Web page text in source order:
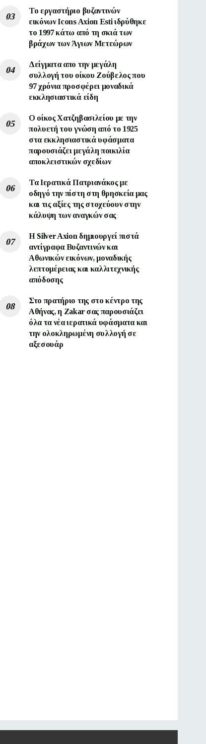
To εργαστήριο βυζαντινών
εικόνων Ιcons Axion Esti ιδρύθηκε
το 1997 κάτω από τη σκιά των
βράχων των Άγιων Μετεώρων
Δείγματα απο την μεγάλη
συλλογή του οίκου Ζούβελος που
97 χρόνια προσφέρει μοναδικά
εκκλησιαστικά είδη
Ο οίκος Χατζηβασιλείου με την
πολυετή του γνώση από το 1925
στα εκκλησιαστικά υφάσματα
παρουσιάζει μεγάλη ποικιλία
αποκλειστικών σχεδίων
Τα Ιερατικά Πατριανάκος με
οδηγό την πίστη στη θρησκεία μας
και τις αξίες της στοχεύουν στην
κάλυψη των αναγκών σας
Η Silver Axion δημιουργεί πιστά
αντίγραφα Βυζαντινών και
Αθωνικών εικόνων, μοναδικής
λεπτομέρειας και καλλιτεχνικής
απόδοσης
Στο πρατήριο της στο κέντρο της
Αθήνας, η Zakar σας παρουσιάζει
όλα τα νέα ιερατικά υφάσματα και
την ολοκληρωμένη συλλογή σε
αξεσουάρ